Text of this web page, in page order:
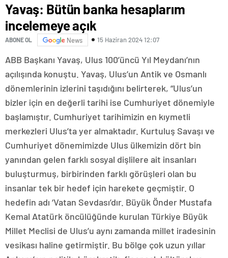
Yavaş: Bütün banka hesaplarım
incelemeye açık
ABONE OL News 15 Haziran 2024 12:07
ABB Başkanı Yavaş, Ulus 100’üncü Yıl Meydanı’nın
açılışında konuştu. Yavaş, Ulus’un Antik ve Osmanlı
dönemlerinin izlerini taşıdığını belirterek, “Ulus’un
bizler için en değerli tarihi ise Cumhuriyet dönemiyle
başlamıştır. Cumhuriyet tarihimizin en kıymetli
merkezleri Ulus’ta yer almaktadır. Kurtuluş Savaşı ve
Cumhuriyet dönemimizde Ulus ülkemizin dört bin
yanından gelen farklı sosyal dişlilere ait insanları
buluşturmuş, birbirinden farklı görüşleri olan bu
insanlar tek bir hedef için harekete geçmiştir. O
hedefin adı ‘Vatan Sevdası’dır. Büyük Önder Mustafa
Kemal Atatürk öncülüğünde kurulan Türkiye Büyük
Millet Meclisi de Ulus’u aynı zamanda millet iradesinin
vesikası haline getirmiştir. Bu bölge çok uzun yıllar